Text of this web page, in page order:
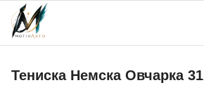
Skip
content
Тениска Немска Овчарка 31